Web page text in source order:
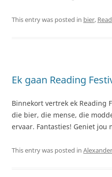
This entry was posted in bier,
Ek gaan Reading
Binnekort vertrek ek Reading
die bier, die mense, die
ervaar. Fantasties! Geniet jou
This entry was posted in Alexander